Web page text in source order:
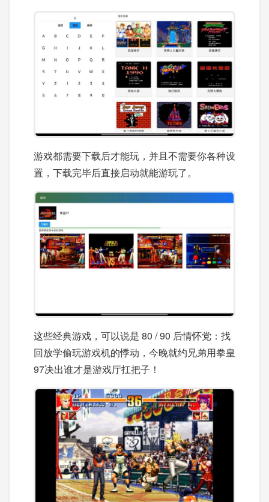
游戏都需要下载后才能玩，并且不需要你各种设
置，下载完毕后直接启动就能游玩了。
这些经典游戏，可以说是 80 / 90 后情怀党：找
回放学偷玩游戏机的悸动，今晚就约兄弟用拳皇
97决出谁才是游戏厅扛把子！